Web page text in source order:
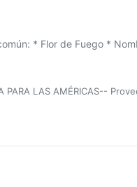
* Flor de Fuego *
PARA LAS AMÉRICAS--